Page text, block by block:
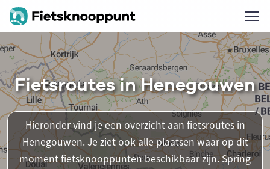
Fietsroutes in Henegouwen
Hieronder vind je een overzicht aan fietsroutes in
Henegouwen. Je ziet ook alle plaatsen waar op dit
moment fietsknooppunten beschikbaar zijn. Spring